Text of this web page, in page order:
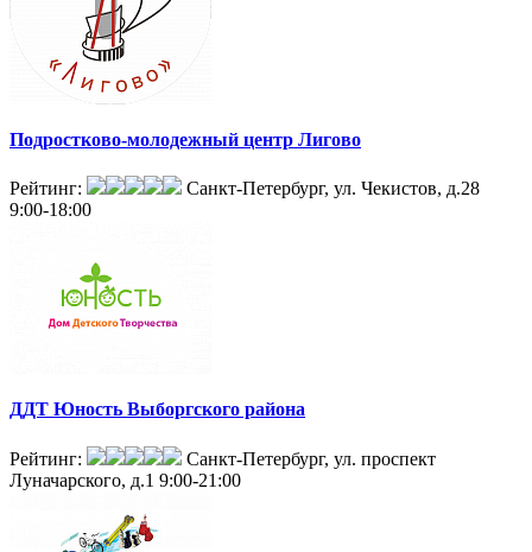
Подростково-молодежный центр Лигово
Рейтинг:
Санкт-Петербург, ул. Чекистов, д.28
9:00-18:00
ДДТ Юность Выборгского района
Рейтинг:
Санкт-Петербург, ул. проспект
Луначарского, д.1 9:00-21:00